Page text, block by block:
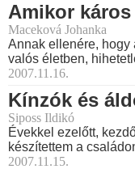
Amikor
Maceková Johanka
Annak ellenére, hogy
valós életben,
2007.11.16.
Kínzók és
Siposs Ildikó
Évekkel ezelőtt,
készítettem a
2007.11.15.